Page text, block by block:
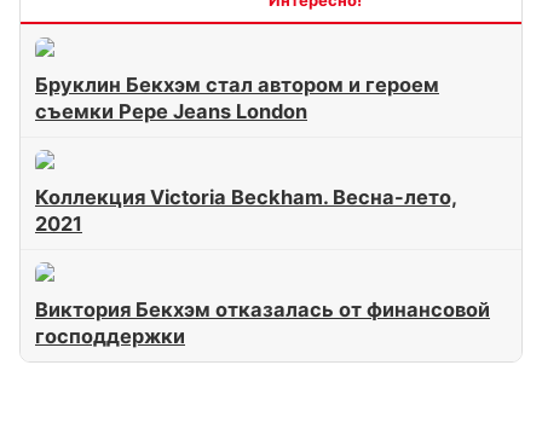
Бруклин Бекхэм стал автором и героем
съемки Pepe Jeans London
Коллекция Victoria Beckham. Весна-лето,
2021
Виктория Бекхэм отказалась от финансовой
господдержки